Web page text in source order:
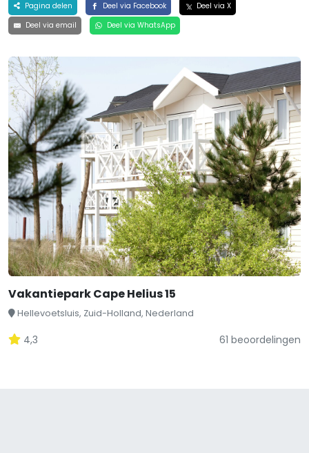
Pagina delen Deel via Facebook
Deel via X
Deel via email
Deel via WhatsApp
Vakantiepark Cape Helius 15
Hellevoetsluis, Zuid-Holland, Nederland
4,3 61 beoordelingen